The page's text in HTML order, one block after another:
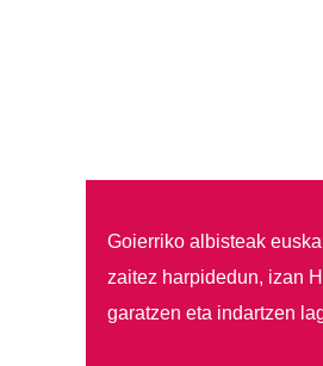
Goierriko albisteak
zaitez harpidedun, izan
garatzen eta indartzen